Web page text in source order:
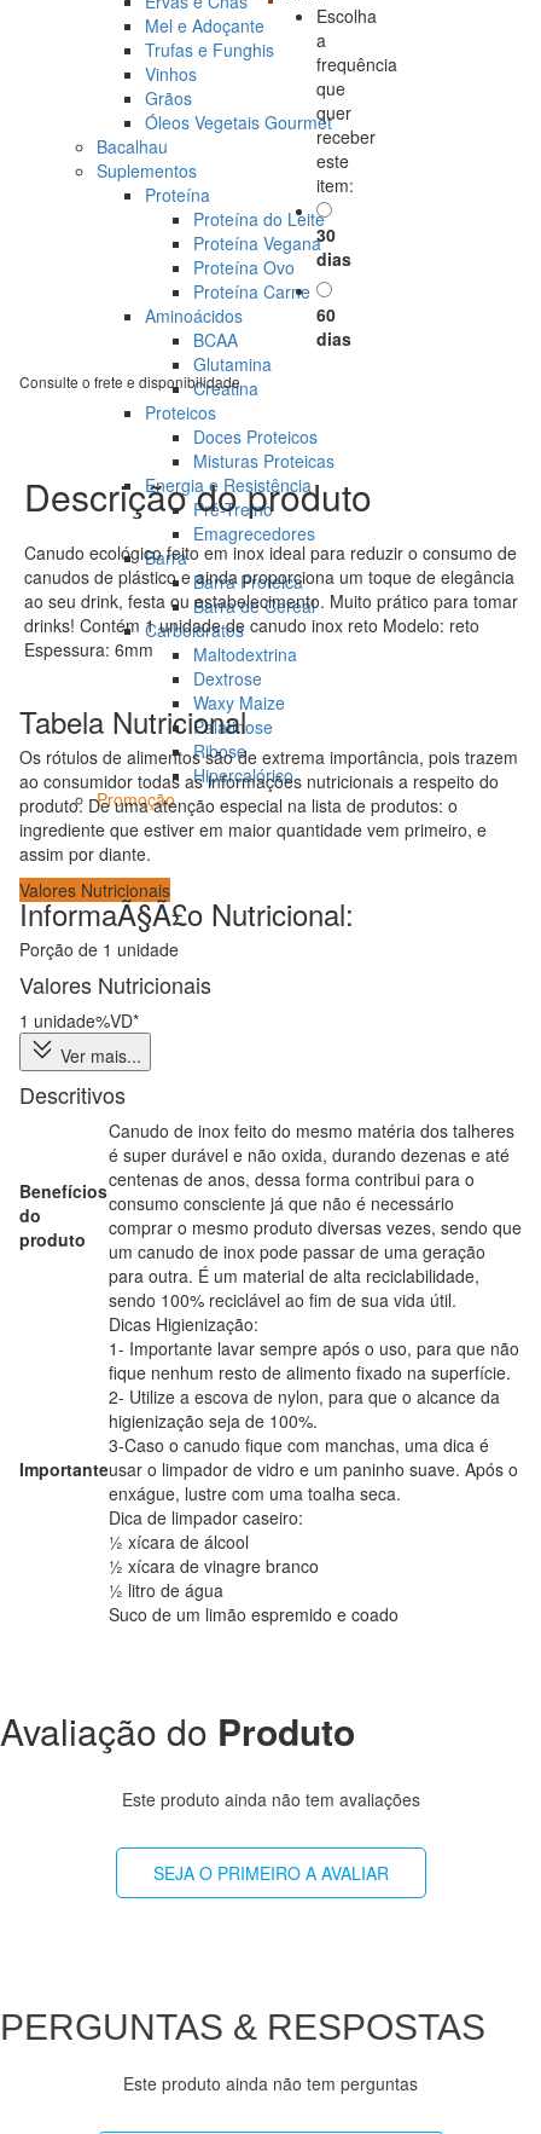
Mel e Adoçante
Trufas e Funghis
Vinhos
Grãos
Óleos Vegetais Gourmet
Bacalhau
Suplementos
Proteína
Proteína do Leite
Proteína Vegana
Proteína Ovo
Proteína Carne
Aminoácidos
BCAA
Glutamina
Creatina
Proteicos
Doces Proteicos
Misturas Proteicas
Energia e Resistência
Pré-Treino
Emagrecedores
Barra
Barra Proteica
Barra de Cereal
Carboidratos
Maltodextrina
Dextrose
Waxy Maize
Palatinose
Ribose
Hipercalórico
Promoção
Escolha
a
frequência
que
quer
receber
este
item:
30
dias
60
dias
Consulte o frete e disponibilidade
Descrição do produto
Canudo ecológico feito em inox ideal para reduzir o consumo de
canudos de plástico e ainda proporciona um toque de elegância
ao seu drink, festa ou estabelecimento. Muito prático para tomar
drinks! Contém 1 unidade de canudo inox reto Modelo: reto
Espessura: 6mm
Tabela Nutricional
Os rótulos de alimentos são de extrema importância, pois trazem
ao consumidor todas as informações nutricionais a respeito do
produto. De uma atenção especial na lista de produtos: o
ingrediente que estiver em maior quantidade vem primeiro, e
assim por diante.
Valores Nutricionais
InformaÃ§Ã£o Nutricional:
Porção de 1 unidade
Valores Nutricionais
1 unidade%VD*
Ver mais...
Descritivos
Benefícios
do
produto
Canudo de inox feito do mesmo matéria dos talheres
é super durável e não oxida, durando dezenas e até
centenas de anos, dessa forma contribui para o
consumo consciente já que não é necessário
comprar o mesmo produto diversas vezes, sendo que
um canudo de inox pode passar de uma geração
para outra. É um material de alta reciclabilidade,
sendo 100% reciclável ao fim de sua vida útil.
Importante
Dicas Higienização:
1- Importante lavar sempre após o uso, para que não
fique nenhum resto de alimento fixado na superfície.
2- Utilize a escova de nylon, para que o alcance da
higienização seja de 100%.
3-Caso o canudo fique com manchas, uma dica é
usar o limpador de vidro e um paninho suave. Após o
enxágue, lustre com uma toalha seca.
Dica de limpador caseiro:
½ xícara de álcool
½ xícara de vinagre branco
½ litro de água
Suco de um limão espremido e coado
Avaliação do Produto
Este produto ainda não tem avaliações
SEJA O PRIMEIRO A AVALIAR
PERGUNTAS & RESPOSTAS
Este produto ainda não tem perguntas